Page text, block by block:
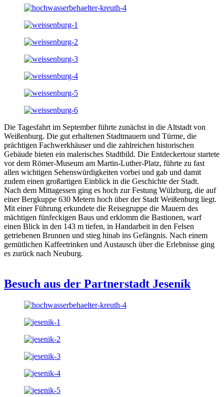
Die Tagesfahrt im September führte zunächst in die Altstadt von
Weißenburg. Die gut erhaltenen Stadtmauern und Türme, die
prächtigen Fachwerkhäuser und die zahlreichen historischen
Gebäude bieten ein malerisches Stadtbild. Die Entdeckertour startete
vor dem Römer-Museum am Martin-Luther-Platz, führte zu fast
allen wichtigen Sehenswürdigkeiten vorbei und gab und damit
zudem einen großartigen Einblick in die Geschichte der Stadt.
Nach dem Mittagessen ging es hoch zur Festung Wülzburg, die auf
einer Bergkuppe 630 Metern hoch über der Stadt Weißenburg liegt.
Mit einer Führung erkundete die Reisegruppe die Mauern des
mächtigen fünfeckigen Baus und erklomm die Bastionen, warf
einen Blick in den 143 m tiefen, in Handarbeit in den Felsen
getriebenen Brunnen und stieg hinab ins Gefängnis. Nach einem
gemütlichen Kaffeetrinken und Austausch über die Erlebnisse ging
es zurück nach Neuburg.
Besuch aus der Partnerstadt Jeseník